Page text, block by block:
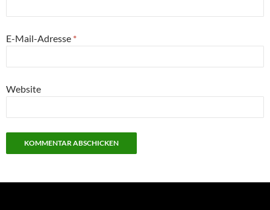
E-Mail-Adresse *
Website